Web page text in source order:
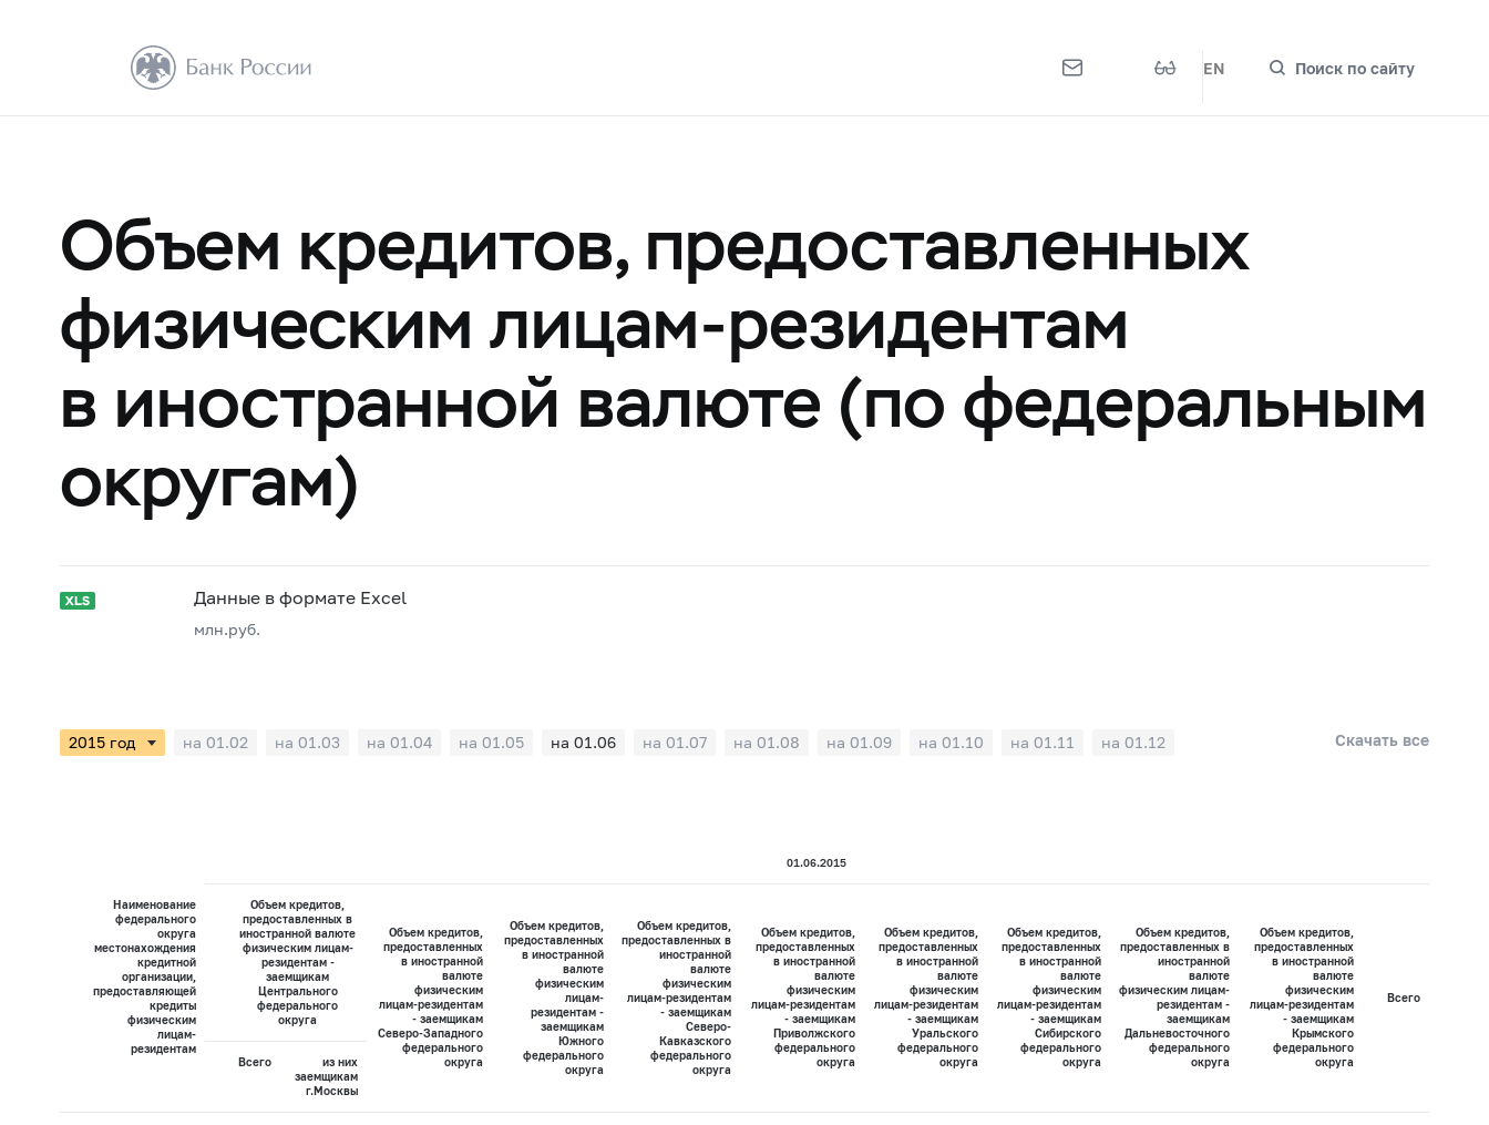
EN Поиск по сайту
Объем кредитов, предоставленных
физическим лицам-резидентам
в иностранной валюте (по федеральным
округам)
Данные в формате Excel
млн.руб.
на 01.02 на 01.03 на 01.04 на 01.05 на 01.06 на 01.07 на 01.08 на 01.09 на 01.10 на 01.11 на 01.12 Скачать все
Наименование
федерального
округа
местонахождения
кредитной
организации,
предоставляющей
кредиты
физическим
лицам-
резидентам
01.06.2015
Объем кредитов,
предоставленных в
иностранной валюте
физическим лицам-
резидентам -
заемщикам
Центрального
федерального
округа
Объем кредитов,
предоставленных
в иностранной
валюте
физическим
лицам-резидентам
- заемщикам
Северо-Западного
федерального
округа
Объем кредитов,
предоставленных
в иностранной
валюте
физическим
лицам-
резидентам -
заемщикам
Южного
федерального
округа
Объем кредитов,
предоставленных в
иностранной
валюте
физическим
лицам-резидентам
- заемщикам
Северо-
Кавказского
федерального
округа
Объем кредитов,
предоставленных
в иностранной
валюте
физическим
лицам-резидентам
- заемщикам
Приволжского
федерального
округа
Объем кредитов,
предоставленных
в иностранной
валюте
физическим
лицам-резидентам
- заемщикам
Уральского
федерального
округа
Объем кредитов,
предоставленных
в иностранной
валюте
физическим
лицам-резидентам
- заемщикам
Сибирского
федерального
округа
Объем кредитов,
предоставленных в
иностранной
валюте
физическим лицам-
резидентам -
заемщикам
Дальневосточного
федерального
округа
Объем кредитов,
предоставленных
в иностранной
валюте
физическим
лицам-резидентам
- заемщикам
Крымского
федерального
округа
Всего
Всего
из них
заемщикам
г.Москвы